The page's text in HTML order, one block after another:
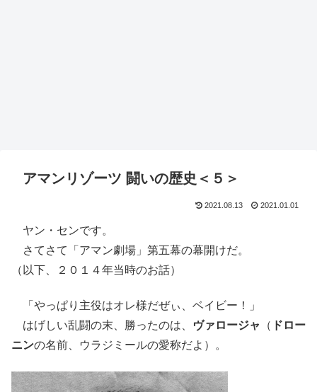
アマンリゾーツ 闘いの歴史＜５＞
2021.08.13 2021.01.01
ヤン・センです。
さてさて「アマン劇場」第五幕の幕開けだ。
（以下、２０１４年当時のお話）
「やっぱり主役はオレ様だぜぃ、ベイビー！」
はげしい乱闘の末、勝ったのは、
ヴァロージャ （ ドロー
ニンの名前、ウラジミールの愛称だよ）。